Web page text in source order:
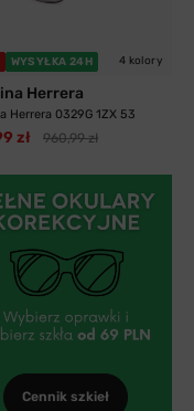
WYSYŁKA 24H 4 kolory
Herrera
Herrera 0329G 1ZX 53
zł 960,99 zł
Cennik szkieł